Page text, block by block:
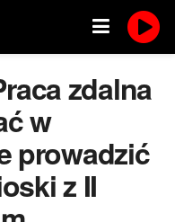
zdalna
w
prowadzić
z II